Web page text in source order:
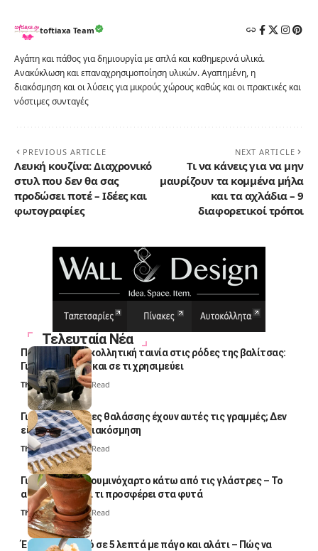
toftiaxa Team
Αγάπη και πάθος για δημιουργία με απλά και καθημερινά υλικά.
Ανακύκλωση και επαναχρησιμοποίηση υλικών. Αγαπημένη, η
διακόσμηση και οι λύσεις για μικρούς χώρους καθώς και οι πρακτικές και
νόστιμες συνταγές
PREVIOUS ARTICLE
Λευκή κουζίνα: Διαχρονικό
στυλ που δεν θα σας
προδώσει ποτέ – Ιδέες και
φωτογραφίες
NEXT ARTICLE
Τι να κάνεις για να μην
μαυρίζουν τα κομμένα μήλα
και τα αχλάδια – 9
διαφορετικοί τρόποι
Τελευταία Νέα
Πολλοί βάζουν κολλητική ταινία στις ρόδες της βαλίτσας:
Γιατί το κάνουν και σε τι χρησιμεύει
Thali Ombre 4 Min Read
Γιατί οι πετσέτες θαλάσσης έχουν αυτές τις γραμμές; Δεν
είναι μόνο για διακόσμηση
Thali Ombre5 Min Read
Γιατί βάζουν αλουμινόχαρτο κάτω από τις γλάστρες – Το
απλό κόλπο και τι προσφέρει στα φυτά
Thali Ombre4 Min Read
Έτοιμο παγωτό σε 5 λεπτά με πάγο και αλάτι – Πώς να